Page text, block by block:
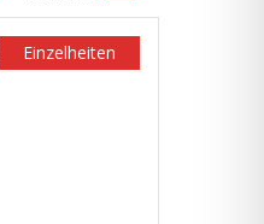
Einzelheiten